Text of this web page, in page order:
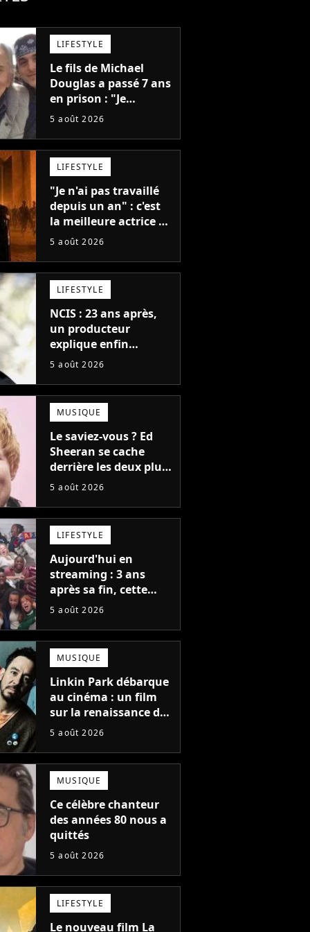
LIFESTYLE
Le fils de Michael
Douglas a passé 7 ans
en prison : "Je
distribuais des joints
5 août 2026
LIFESTYLE
"Je n'ai pas travaillé
depuis un an" : c'est
la meilleure actrice de
L'Odyssée, mais
donner de rôle au
cinéma
5 août 2026
LIFESTYLE
NCIS : 23 ans après,
un producteur
explique enfin
l'origine de l'idée la
(et on ne parle pas du
bateau)
5 août 2026
MUSIQUE
Le saviez-vous ? Ed
Sheeran se cache
derrière les deux plus
gros tubes du
5 août 2026
LIFESTYLE
Aujourd'hui en
streaming : 3 ans
après sa fin, cette
série aux 13 Emmy
une suite...
totalement différente
5 août 2026
MUSIQUE
Linkin Park débarque
au cinéma : un film
sur la renaissance du
groupe arrive en
5 août 2026
MUSIQUE
Ce célèbre chanteur
des années 80 nous a
quittés
5 août 2026
LIFESTYLE
Le nouveau film La